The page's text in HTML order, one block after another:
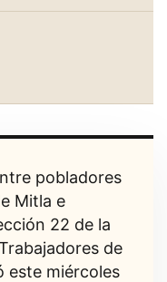
pobladores
Mitla e
22 de la
de
este miércoles